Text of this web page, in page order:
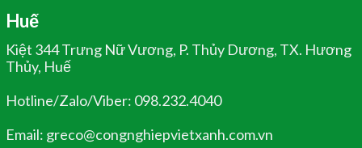
Huế
Kiệt 344 Trưng Nữ Vương, P. Thủy Dương, TX. Hương
Thủy, Huế
Hotline/Zalo/Viber: 098.232.4040
Email: greco@congnghiepvietxanh.com.vn